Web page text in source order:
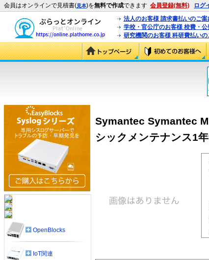
会員はオンラインで見積書(見本)を無料で作成できます 会員登録(無料) ログ
法人のお客様 請求書払いのご案
学校・官公庁のお客様 校費・
研究機関のお客様 科研費払いの
Symantec Symantec
シックメンテナンス1
OpenBlocks
IoT関連